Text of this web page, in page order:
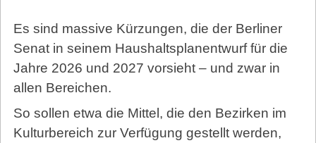
Es sind massive Kürzungen, die der Berliner
Senat in seinem Haushaltsplanentwurf für die
Jahre 2026 und 2027 vorsieht – und zwar in
allen Bereichen.
So sollen etwa die Mittel, die den Bezirken im
Kulturbereich zur Verfügung gestellt werden,